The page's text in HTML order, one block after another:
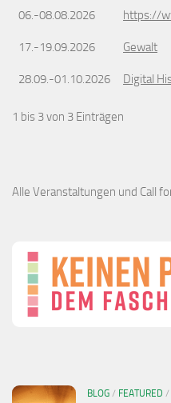
06.-08.08.2026 https://
17.-19.09.2026 Gewalt
28.09.-01.10.2026 Digital
1 bis 3 von 3 Einträgen
Alle Veranstaltungen und Call
BLOG / FEATURED /